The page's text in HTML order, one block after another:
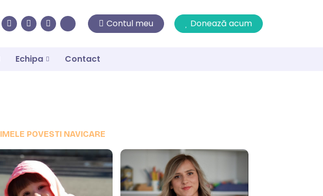
Contul meu Donează acum
Echipa Contact
POVESTI NAVICARE